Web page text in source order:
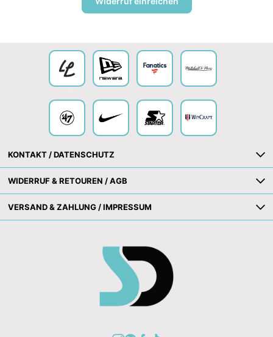
KONTAKT / DATENSCHUTZ
WIDERRUF & RETOUREN / AGB
VERSAND & ZAHLUNG / IMPRESSUM